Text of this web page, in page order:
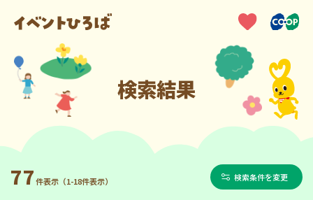
検索結果
77件表示（1-18件表示） 検索条件を変更